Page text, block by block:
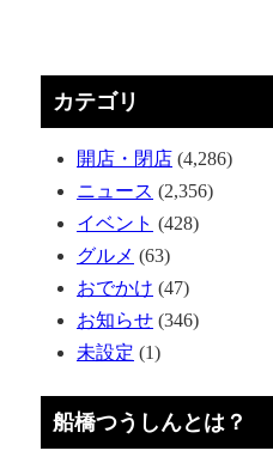
カテゴリ
開店・閉店 (4,286)
ニュース (2,356)
イベント (428)
グルメ (63)
おでかけ (47)
お知らせ (346)
未設定 (1)
船橋つうしんとは？